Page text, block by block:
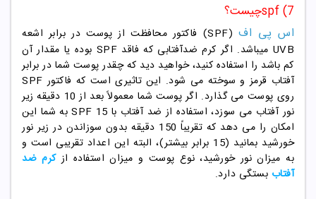
spf (7چیست؟
اس پی اف
(SPF) فاکتور محافظت از پوست در برابر اشعه
UVB میباشد. اگر کرم ضدآفتابی که فاقد SPF بوده یا مقدار آن
کم باشد را استفاده کنید، خواهید دید که چقدر پوست شما در برابر
آفتاب قرمز و سوخته می شود. این تاثیری است که فاکتور SPF
روی پوست می گذارد. اگر پوست شما معمولاً بعد از 10 دقیقه زیر
نور آفتاب می سوزد، استفاده از ضد آفتاب با SPF 15 به شما این
امکان را می دهد که تقریباً 150 دقیقه بدون سوزاندن در زیر نور
خورشید بمانید (15 برابر بیشتر)، البته این اعداد تقریبی است و
به میزان نور خورشید، نوع پوست و میزان استفاده ازکرم ضد
آفتاب بستگی دارد.